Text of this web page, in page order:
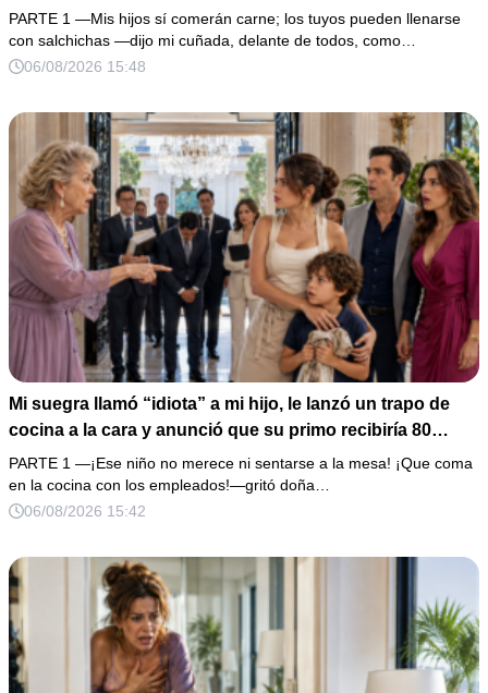
hacía llorar a mi hija. Mi esposo me pidió que no armara
un escándalo, así que guardé silencio, terminé un pastel
de boda de 8,000 pesos y coloqué sobre la mesa un
PARTE 1 —Mis hijos sí comerán carne; los tuyos pueden llenarse
con salchichas —dijo mi cuñada, delante de todos, como…
06/08/2026 15:48
Mi suegra llamó “idiota” a mi hijo, le lanzó un trapo de
cocina a la cara y anunció que su primo recibiría 80
millones y el 50% de las acciones: “Aprende cuál es tu
lugar”. Permanecí en silencio hasta que terminaron de
firmar; entonces mostré una grabación y alguien llamó a
PARTE 1 —¡Ese niño no merece ni sentarse a la mesa! ¡Que coma
en la cocina con los empleados!—gritó doña…
06/08/2026 15:42